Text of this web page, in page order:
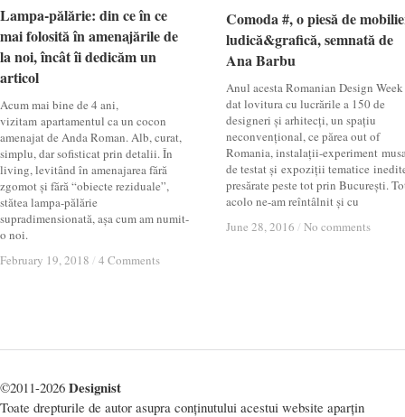
Lampa-pălărie: din ce în ce
mai folosită în amenajările de
la noi, încât îi dedicăm un
articol
Acum mai bine de 4 ani,
vizitam apartamentul ca un cocon
amenajat de Anda Roman. Alb, curat,
simplu, dar sofisticat prin detalii. În
living, levitând în amenajarea fără
zgomot și fără “obiecte reziduale”,
stătea lampa-pălărie
supradimensionată, așa cum am numit-
o noi.
February 19, 2018 / 4 Comments
Lampa-pălărie: din ce în ce
mai folosită în amenajările de
la noi, încât îi dedicăm un
articol
February 19, 2018 / 4 Comments
Comoda #, o piesă de
ludică&grafică, semnată de
Ana Barbu
Anul acesta Romanian Design Week
dat lovitura cu lucrările a 150 de
designeri și arhitecți, un spațiu
neconvențional, ce părea out of
Romania, instalații-experiment
de testat și expoziții tematice
presărate peste tot prin București.
acolo ne-am reîntâlnit și cu
June 28, 2016 / No comments
Comoda #, o piesă de
ludică&grafică, semnată de
Ana Barbu
June 28, 2016 / No comments
©2011-2026 Designist
Toate drepturile de autor asupra conținutului acestui website aparțin